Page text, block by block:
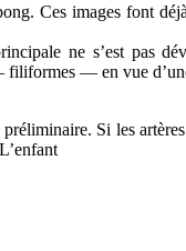
Ces images font
ne s’est pas
filiformes — en vue
Si les